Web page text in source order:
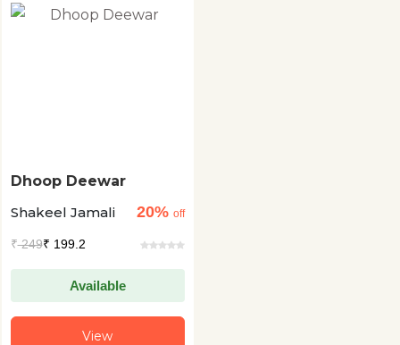
Dhoop Deewar
Shakeel Jamali
20% off
₹249₹ 199.2
Available
View